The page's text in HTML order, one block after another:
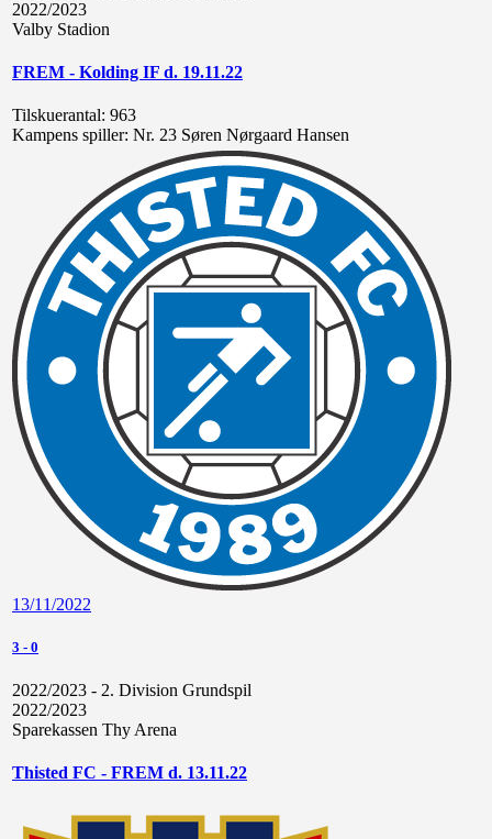
2022/2023
Valby Stadion
FREM - Kolding IF d. 19.11.22
Tilskuerantal: 963
Kampens spiller: Nr. 23 Søren Nørgaard Hansen
13/11/2022
3 - 0
2022/2023 - 2. Division Grundspil
2022/2023
Sparekassen Thy Arena
Thisted FC - FREM d. 13.11.22